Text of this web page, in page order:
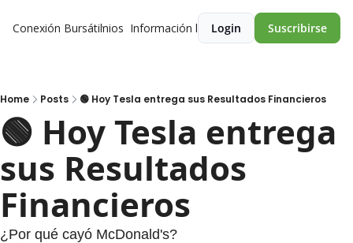
Conexión BursátilPremios Información legalLogin Suscribirse
Home Posts 🟢 Hoy Tesla entrega sus Resultados Financieros
🟢 Hoy Tesla entrega
sus Resultados
Financieros
¿Por qué cayó McDonald's?